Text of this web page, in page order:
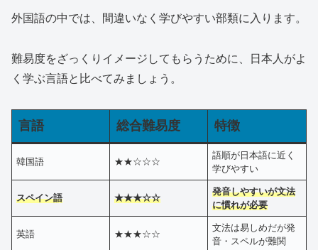
外国語の中では、間違いなく学びやすい部類に入ります。
難易度をざっくりイメージしてもらうために、日本人がよ
く学ぶ言語と比べてみましょう。
言語 総合難易度 特徴
韓国語 ★★☆☆☆
語順が日本語に近く
学びやすい
スペイン語 ★★★☆☆
発音しやすいが文法
に慣れが必要
英語 ★★★☆☆
文法は易しめだが発
音・スペルが難関